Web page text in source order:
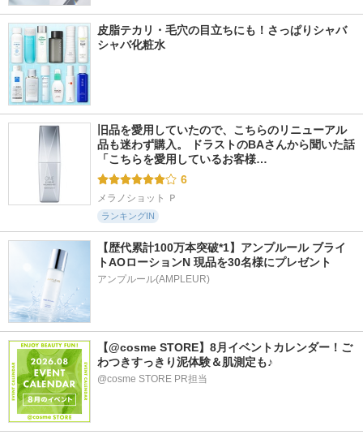
皮脂テカリ・毛穴の目立ちにも！さっぱりシャバ
シャバ化粧水
旧品を愛用していたので、こちらのリニューアル
品も迷わず購入。 ドラストのBAさんから聞いた話
「こちらを愛用しているお客様…
6
メラノショット Ｐ
ランキングIN
【歴代累計100万本突破*1】アンプルール ブライ
トAOローションN 現品を30名様にプレゼント
アンプルール(AMPLEUR)
【@cosme STORE】8月イベントカレンダー！ご
わつきすっきり泥体験＆肌測定も♪
@cosme STORE PR担当